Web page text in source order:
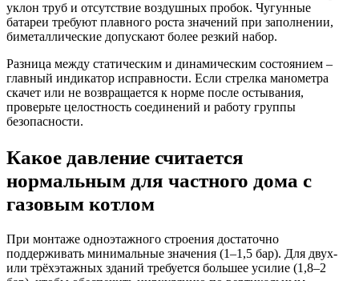
уклон труб и отсутствие воздушных пробок. Чугунные
батареи требуют плавного роста значений при заполнении,
биметаллические допускают более резкий набор.
Разница между статическим и динамическим состоянием –
главный индикатор исправности. Если стрелка манометра
скачет или не возвращается к норме после остывания,
проверьте целостность соединений и работу группы
безопасности.
Какое давление считается
нормальным для частного дома с
газовым котлом
При монтаже одноэтажного строения достаточно
поддерживать минимальные значения (1–1,5 бар). Для двух-
или трёхэтажных зданий требуется большее усилие (1,8–2